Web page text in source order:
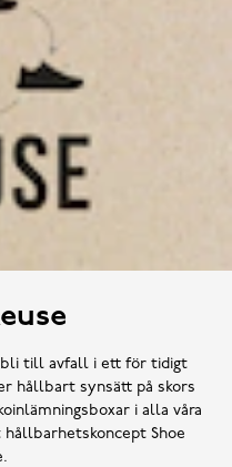
bli till avfall i ett för tidigt
hållbart synsätt på skors
i alla våra
Shoe